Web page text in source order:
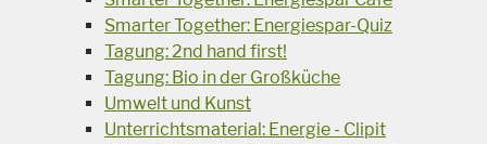
Smarter Together: Energiespar-Quiz
Tagung: 2nd hand first!
Tagung: Bio in der Großküche
Umwelt und Kunst
Unterrichtsmaterial: Energie - Clipit